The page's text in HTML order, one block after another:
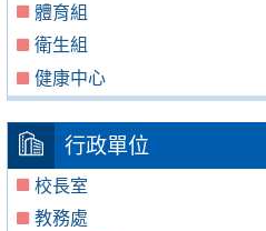
體育組
衛生組
健康中心
行政單位
校長室
教務處